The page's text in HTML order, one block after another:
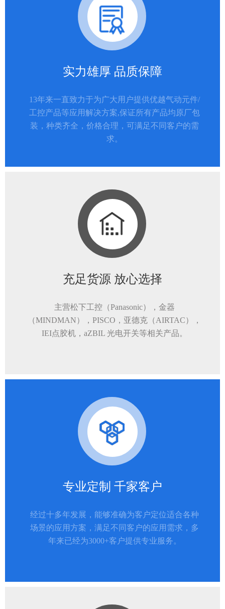
实力雄厚 品质保障
13年来一直致力于为广大用户提供优越气动元件/
工控产品等应用解决方案,保证所有产品均原厂包
装，种类齐全，价格合理，可满足不同客户的需
求。
充足货源 放心选择
主营松下工控（Panasonic），金器
（MINDMAN），PISCO，亚德克（AIRTAC），
IEI点胶机，aZBIL 光电开关等相关产品。
专业定制 千家客户
经过十多年发展，能够准确为客户定位适合各种
场景的应用方案，满足不同客户的应用需求，多
年来已经为3000+客户提供专业服务。